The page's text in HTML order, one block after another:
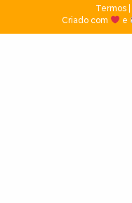
Termos|
Criado com
e